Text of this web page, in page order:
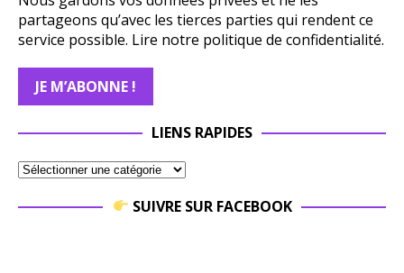
partageons qu’avec les tierces parties qui rendent ce
service possible. Lire notre politique de confidentialité.
LIENS RAPIDES
SUIVRE SUR FACEBOOK